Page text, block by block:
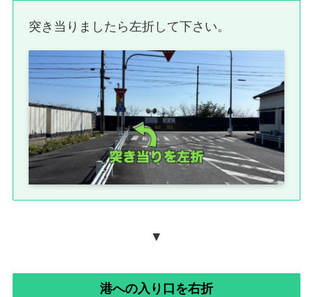
突き当りましたら左折して下さい。
▼
港への入り口を右折